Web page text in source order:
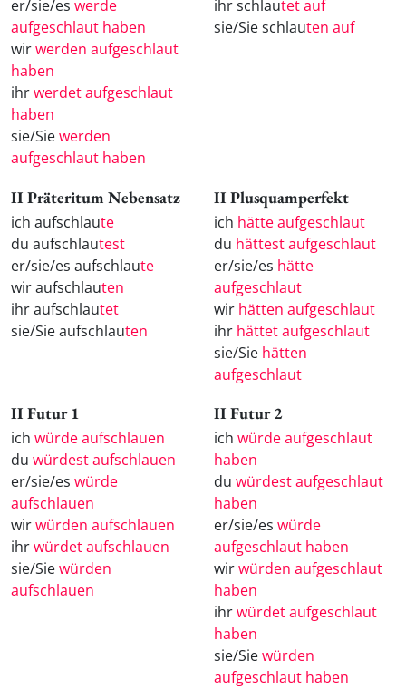
er/sie/es werde
aufgeschlaut haben
wirwerden aufgeschlaut
haben
ihrwerdet aufgeschlaut
haben
sie/Siewerden
aufgeschlaut haben
ihr schlautet auf
sie/Sie schlauten auf
II Präteritum Nebensatz
ich aufschlaute
du aufschlautest
er/sie/es aufschlaute
wir aufschlauten
ihr aufschlautet
sie/Sie aufschlauten
II Plusquamperfekt
ich hätte aufgeschlaut
du hättest aufgeschlaut
er/sie/es hätte
aufgeschlaut
wir hätten aufgeschlaut
ihr hättet aufgeschlaut
sie/Sie hätten
aufgeschlaut
II Futur 1
ich würde aufschlauen
du würdest aufschlauen
er/sie/es würde
aufschlauen
wirwürden aufschlauen
ihrwürdet aufschlauen
sie/Siewürden
aufschlauen
II Futur 2
ich würde aufgeschlaut
haben
du würdest aufgeschlaut
haben
er/sie/es würde
aufgeschlaut haben
wirwürden aufgeschlaut
haben
ihrwürdet aufgeschlaut
haben
sie/Siewürden
aufgeschlaut haben